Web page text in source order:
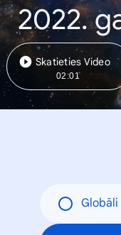
2022.
Skatieties Video
02:01
Globāli